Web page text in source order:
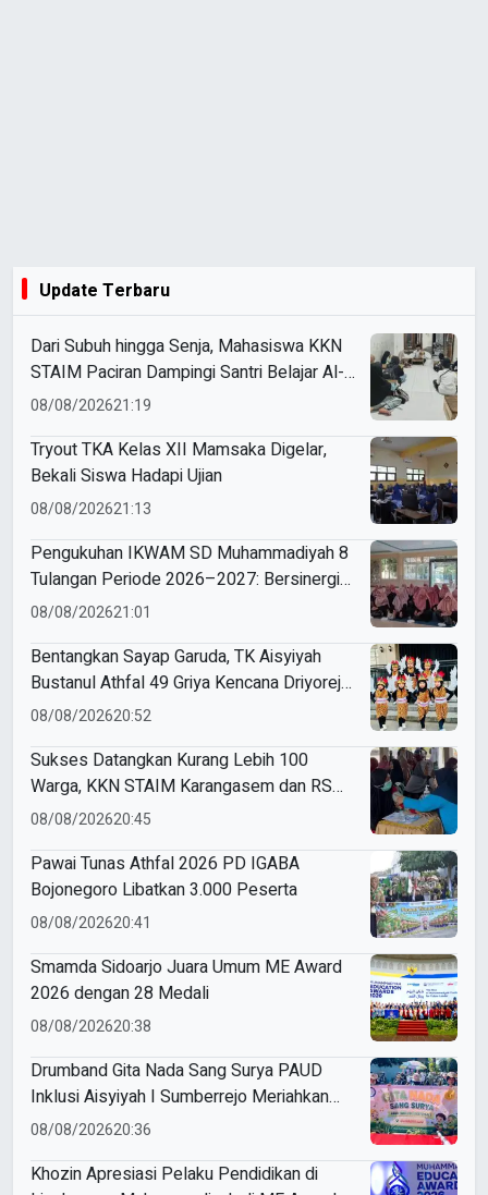
Update Terbaru
Dari Subuh hingga Senja, Mahasiswa KKN
STAIM Paciran Dampingi Santri Belajar Al-
Qur’an dan Kitab di Tamanprijek
08/08/202621:19
Tryout TKA Kelas XII Mamsaka Digelar,
Bekali Siswa Hadapi Ujian
08/08/202621:13
Pengukuhan IKWAM SD Muhammadiyah 8
Tulangan Periode 2026–2027: Bersinergi
Mewujudkan Sekolah Hebat yang Islami,
08/08/202621:01
Bentangkan Sayap Garuda, TK Aisyiyah
Bustanul Athfal 49 Griya Kencana Driyorejo
Perdana Ikut Karnaval Budaya di
08/08/202620:52
Sukses Datangkan Kurang Lebih 100
Warga, KKN STAIM Karangasem dan RS
Arsy Gelar Cek Kesehatan Gratis di
08/08/202620:45
Pawai Tunas Athfal 2026 PD IGABA
Bojonegoro Libatkan 3.000 Peserta
08/08/202620:41
Smamda Sidoarjo Juara Umum ME Award
2026 dengan 28 Medali
08/08/202620:38
Drumband Gita Nada Sang Surya PAUD
Inklusi Aisyiyah I Sumberrejo Meriahkan
Pawai Tunas Athfal Bojonegoro
08/08/202620:36
Khozin Apresiasi Pelaku Pendidikan di